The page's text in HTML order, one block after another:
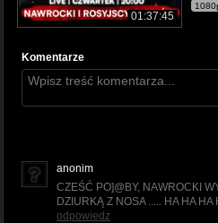
01:37:45
Komentarze
anonim
CZEŚĆ PO]@BY, NAWROCKI
DZIURKĄ Z NOSA ..... HA HA HA
odpowiedz